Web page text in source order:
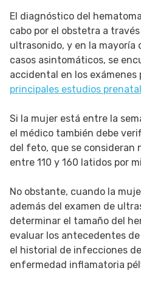
El diagnóstico del
cabo por el obstetra a
ultrasonido, y en la mayoría
casos asintomáticos, se
accidental en los exámenes
principales estudios
Si la mujer está entre la
el médico también debe
del feto, que se consideran
entre 110 y 160 latidos por
No obstante, cuando la
además del examen de
determinar el tamaño del
evaluar los antecedentes
el historial de infecciones
enfermedad inflamatoria